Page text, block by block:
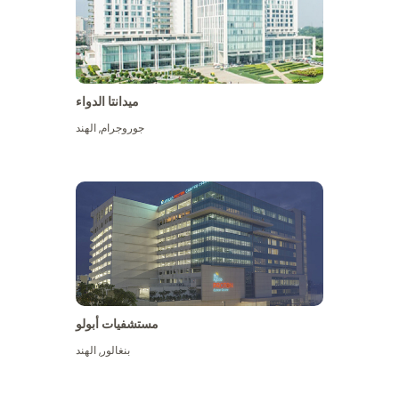
ميدانتا الدواء
جوروجرام,الهند
مستشفيات أبولو
بنغالور,الهند